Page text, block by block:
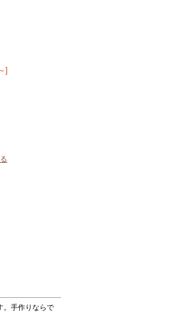
]
。手作りならで